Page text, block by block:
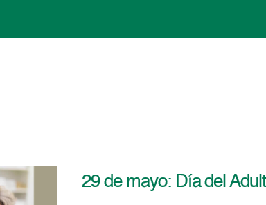
29 de mayo: Día del